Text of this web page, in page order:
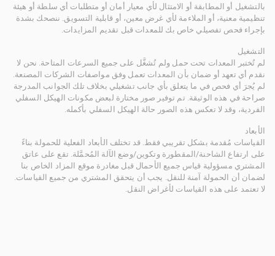
بالتشغيل أو المطابقة أو الامتثال لأي معيار أمان أو متطلبات أي سلطة أو هيئة
تنظيمية معنية، أو الملاءمة لأي غرض معين، أو قابلية التسويق. ننصحك بشدة
بإجراء فحص تفصيلي خاص بك للمعدات قبل تقديم المزايدات.
التشغيل
لم تُختبر المعدات تحت حمل ولم تُشغَّل على جميع السرعات المتاحة. نحن لا
نقدم أي تعهد أو ضمان بأن المعدات تعمل وفق مواصفات الشركات المصنعة.
لم يُجرَ أي فحص في ما يتعلق بأي جانب تشغيلي بخلاف تلك الجوانب المدرجة
صراحة في هذه الوثيقة. تم توفير صور مختارة لبعض مكونات الهيكل السفلي
الفردية، وقد لا تعكس هذه الصور حالة الهيكل السفلي بأكمله.
الأبعاد
القياسات مُقدمة بشكل تقريبي فقط. قد تختلف الأبعاد الفعلية للحمولة بناءً
على ارتفاع الشاحنة/المقطورة وتكوين/وضع الآلة المُحمَّلة. تقع على عاتق
المشتري مسؤولية قياس جميع الأحمال قبل مغادرة موقع المزاد الخاص بنا
لضمان أن الحمولة آمنة للنقل. يجب أن يتحقق المشتري من جميع القياسات.
لا تعتمد على هذه القياسات لأغراض النقل.